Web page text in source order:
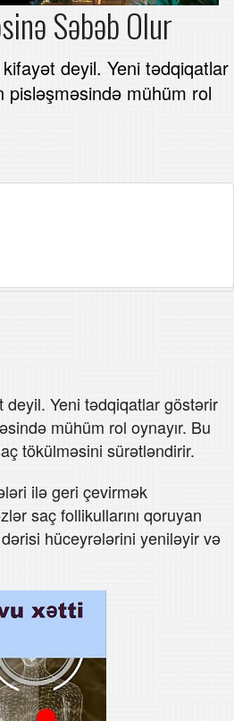
Səbəb Olur
deyil. Yeni tədqiqatlar
pisləşməsində mühüm rol
Yeni tədqiqatlar göstərir
mühüm rol oynayır. Bu
tökülməsini sürətləndirir.
ilə geri çevirmək
saç follikullarını qoruyan
hüceyrələrini yeniləyir və